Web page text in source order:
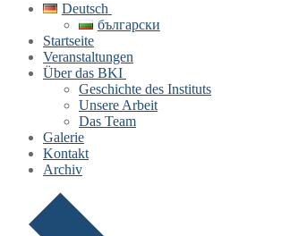
Deutsch
български
Startseite
Veranstaltungen
Über das BKI
Geschichte des Instituts
Unsere Arbeit
Das Team
Galerie
Kontakt
Archiv